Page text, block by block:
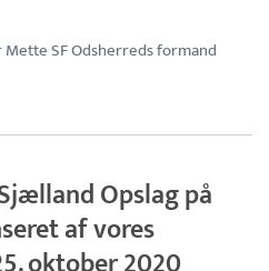
SF Odsherreds formand
Opslag på
af vores